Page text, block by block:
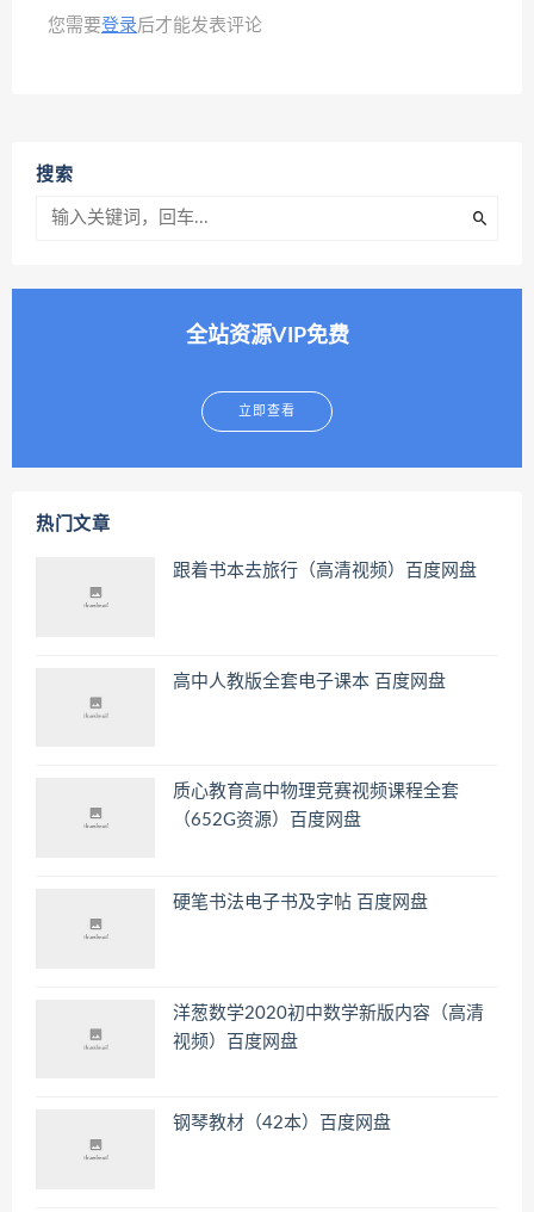
您需要登录后才能发表评论
搜索
全站资源VIP免费
立即查看
热门文章
跟着书本去旅行（高清视频）百度网盘
高中人教版全套电子课本 百度网盘
质心教育高中物理竞赛视频课程全套
（652G资源）百度网盘
硬笔书法电子书及字帖 百度网盘
洋葱数学2020初中数学新版内容（高清
视频）百度网盘
钢琴教材（42本）百度网盘